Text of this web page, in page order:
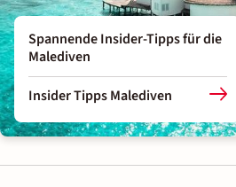
Spannende Insider-Tipps für die
Malediven
Insider Tipps Malediven